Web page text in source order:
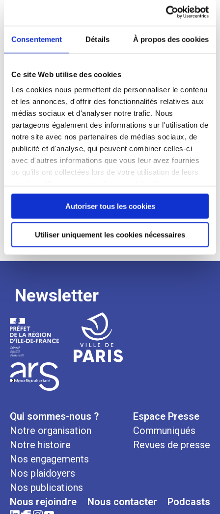
Consentement Détails À propos des cookies
Ce site Web utilise des cookies
Les cookies nous permettent de personnaliser le contenu
et les annonces, d'offrir des fonctionnalités relatives aux
médias sociaux et d'analyser notre trafic. Nous
partageons également des informations sur l'utilisation de
notre site avec nos partenaires de médias sociaux, de
publicité et d'analyse, qui peuvent combiner celles-ci
avec d'autres informations que vous leur avez fournies
ou qu'ils ont collectées lors de votre utilisation de leurs
continuez à utiliser notre site Web.
Autoriser tous les cookies
Utiliser uniquement les cookies nécessaires
Profil du
candidat
Qualifications et diplômes :
Profil recherché :
Processus
de
recrutement
Newsletter
Qui sommes-nous ?
Notre organisation
Notre histoire
Nos engagements
Nos plaidoyers
Nos publications
Espace Presse
Communiqués
Revues de presse
Nous rejoindre Nous contacter Podcasts